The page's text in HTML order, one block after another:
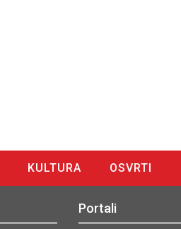
KULTURA OSVRTI
Portali